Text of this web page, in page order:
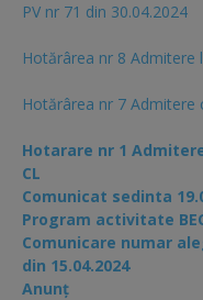
PV nr 71 din 30.04.2024
Hotărârea nr 8 Admitere
Hotărârea nr 7 Admitere
Hotarare nr 1
CL
Comunicat sedinta
Program activitate
Comunicare numar
din 15.04.2024
Anunț